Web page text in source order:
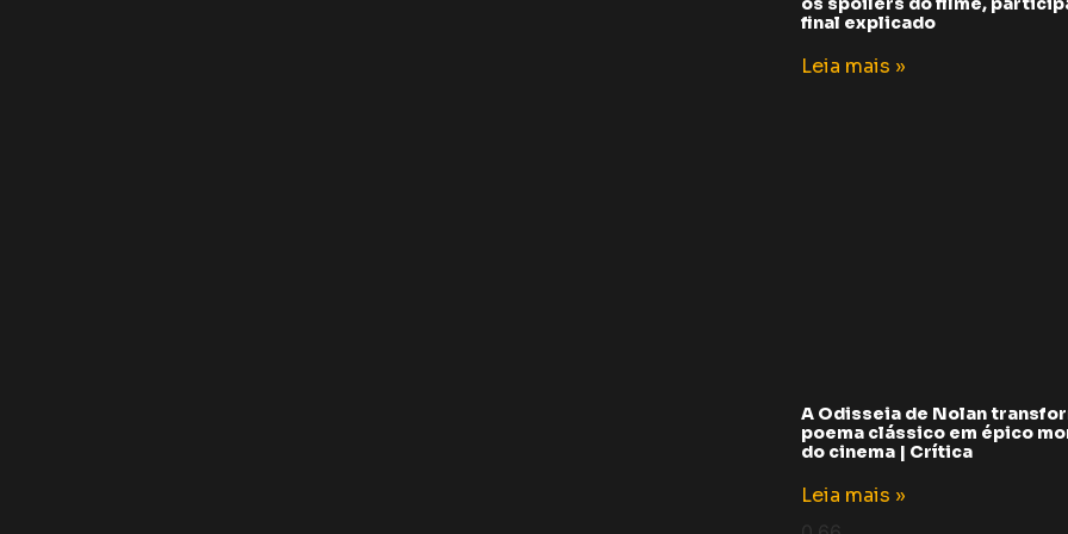
final explicado
Leia mais »
A Odisseia de Nolan
poema clássico em épico
do cinema | Crítica
Leia mais »